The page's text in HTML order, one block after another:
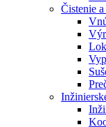
Čistenie